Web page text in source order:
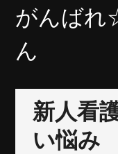
がんばれ
ん
新人看
い悩み